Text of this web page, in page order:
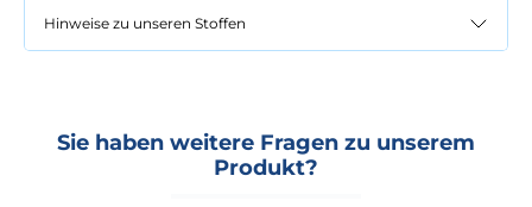
Hinweise zu unseren Stoffen
Sie haben weitere Fragen zu unserem
Produkt?